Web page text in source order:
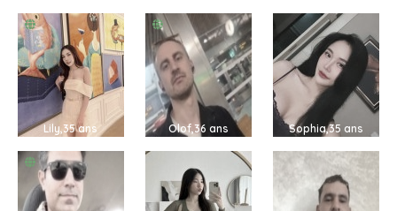
Lily,35 ans Olof,36 ans Sophia,35 ans